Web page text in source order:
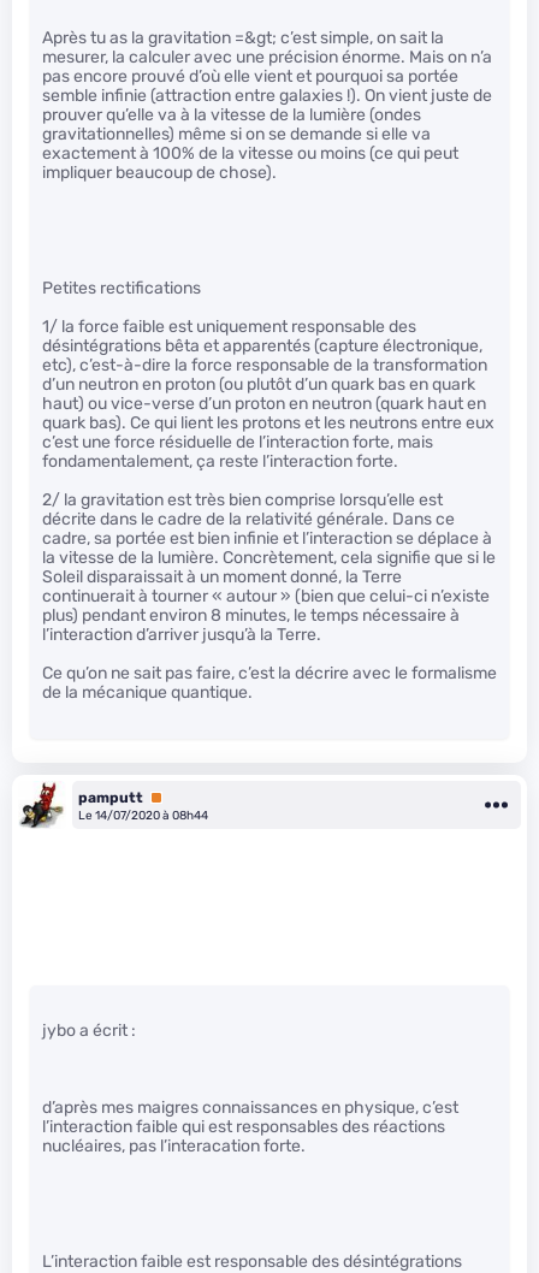
Après tu as la gravitation =&gt; c’est simple, on sait la
mesurer, la calculer avec une précision énorme. Mais on n’a
pas encore prouvé d’où elle vient et pourquoi sa portée
semble infinie (attraction entre galaxies !). On vient juste de
prouver qu’elle va à la vitesse de la lumière (ondes
gravitationnelles) même si on se demande si elle va
exactement à 100% de la vitesse ou moins (ce qui peut
impliquer beaucoup de chose).
Petites rectifications
1/ la force faible est uniquement responsable des
désintégrations bêta et apparentés (capture électronique,
etc), c’est-à-dire la force responsable de la transformation
d’un neutron en proton (ou plutôt d’un quark bas en quark
haut) ou vice-verse d’un proton en neutron (quark haut en
quark bas). Ce qui lient les protons et les neutrons entre eux
c’est une force résiduelle de l’interaction forte, mais
fondamentalement, ça reste l’interaction forte.
2/ la gravitation est très bien comprise lorsqu’elle est
décrite dans le cadre de la relativité générale. Dans ce
cadre, sa portée est bien infinie et l’interaction se déplace à
la vitesse de la lumière. Concrètement, cela signifie que si le
Soleil disparaissait à un moment donné, la Terre
continuerait à tourner « autour » (bien que celui-ci n’existe
plus) pendant environ 8 minutes, le temps nécessaire à
l’interaction d’arriver jusqu’à la Terre.
Ce qu’on ne sait pas faire, c’est la décrire avec le formalisme
de la mécanique quantique.
pamputt Premium
Le 14/07/2020 à 08h44
jybo a écrit :
d’après mes maigres connaissances en physique, c’est
l’interaction faible qui est responsables des réactions
nucléaires, pas l’interacation forte.
L’interaction faible est responsable des désintégrations